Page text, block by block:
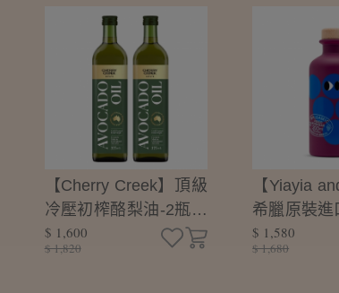
【Cherry Creek】頂級
冷壓初榨酪梨油-2瓶組
(375mlx2)
$ 1,600
$ 1,820
【Yiayia
希臘原裝進
薩米可醋-
加紅酒醋/沙
$ 1,580
$ 1,680